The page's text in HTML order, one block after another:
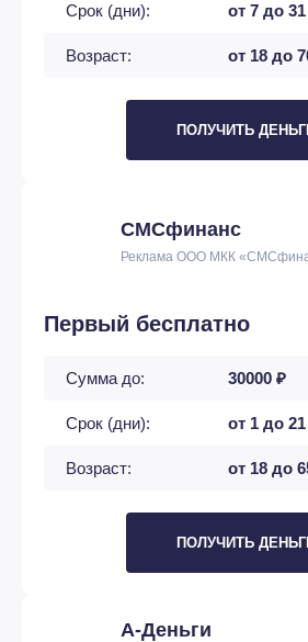
Срок (дни): от 7 до
Возраст: от 18 до
ПОЛУЧИТЬ
СМСфинанс
Реклама ООО МКК
Первый бесплатно
Сумма до: 30000 ₽
Срок (дни): от 1 до
Возраст: от 18 до
ПОЛУЧИТЬ
А-Деньги